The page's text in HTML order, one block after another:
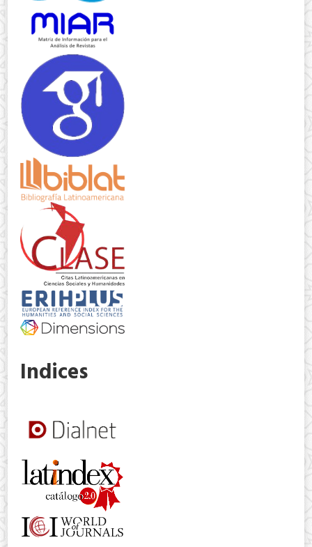
Indices